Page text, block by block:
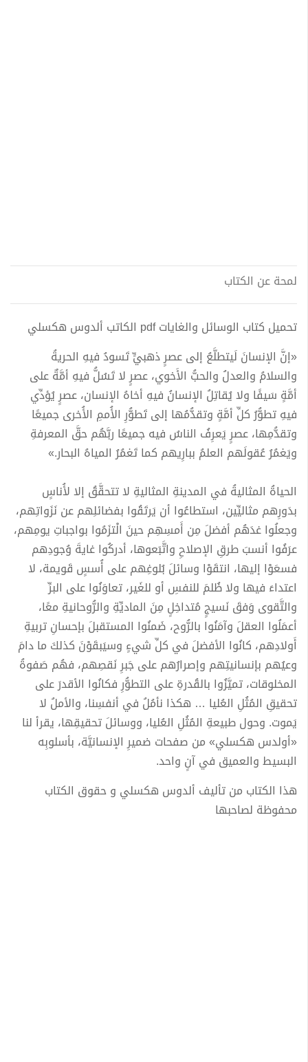
لمحة عن الكتاب
تحميل كتاب الوسائل والغايات pdf الكاتب ألدوس هكسلي
«إنَّ الإنسانَ لَيتطلَّعُ إلى عصرٍ ذهبيٍّ تَسودُ فيهِ الحريةُ
والسلامُ والعدلُ والحبُّ الأَخوي، عصرٍ لا تَسُلُّ فيهِ أمَّةٌ على
أمَّةٍ سَيفًا ولا يُقاتِلُ الإنسانُ فيهِ أخاهُ الإنسان، عصرٍ يُؤدِّي
فيهِ تطوُّرُ كلِّ أمَّةٍ وتقدُّمُها إلى تَطوُّرِ الأُممِ الأُخرى جميعًا
وتقدُّمِها، عصرٍ يَعرِفُ الناسُ فيه جميعًا ربَّهُم حقَّ المعرفةِ
ويَغمُرُ عُقولَهم العلمُ ببارِيهم كما تَغمُرُ المياهُ البحار.»
الحياةُ المثاليةُ في المدينةِ المثاليةِ لا تتحقَّقُ إلا لأُناسٍ
بدَورِهم مثاليِّين، استطاعُوا أن يَرتَقُوا بفضائلِهم عن نَزَواتِهم،
وجعلُوا غدَهُم أفضلَ مِن أَمسِهِم حينَ الْتزَمُوا بواجباتِ يومِهم،
عرَفُوا أنسبَ طرقِ الإصلاحِ واتَّبَعوها، أدركُوا غايةَ وُجودِهم
فسعَوْا إليها، انتقَوْا وسائلَ بُلوغِهم على أُسسٍ قَويمة، لا
اعتداءَ فيها ولا ظُلمَ للنفسِ أو للغَير، تعاوَنُوا على البرِّ
والتَّقوى وَفقَ نَسيجٍ مُتداخِلٍ مِنَ الماديِّةِ والرُّوحانيةِ معًا،
أعمَلُوا العقلَ وآمَنُوا بالرُّوح، ضَمنُوا المستقبلَ بإحسانِ تربيةِ
أَولادِهم، كانُوا الأفضلَ في كلِّ شيءٍ وسيَبقَوْنَ كذلكَ ما دامَ
وعيُهم بإنسانيتِهم وإصرارُهم على جَبرِ نَقصِهم، فهُم صَفوةُ
المخلوقات، تميَّزُوا بالقُدرةِ على التطوُّرِ فكانُوا الأقدرَ على
تحقيقِ المُثُلِ العُليا … هكذا نأمُلُ في أنفسِنا، والأملُ لا
يَموت. وحول طبيعةِ المُثُلِ العُليا، ووسائلَ تحقيقِها، يقرأ لنا
«أولدس هكسلي» من صفحات ضميرِ الإنسانيَّة، بأسلوبِه
البسيط والعميق في آنٍ واحد.‎
هذا الكتاب من تأليف ألدوس هكسلي و حقوق الكتاب
محفوظة لصاحبها